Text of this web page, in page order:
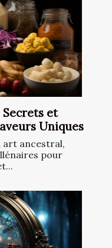
et
Uniques
art ancestral,
pour